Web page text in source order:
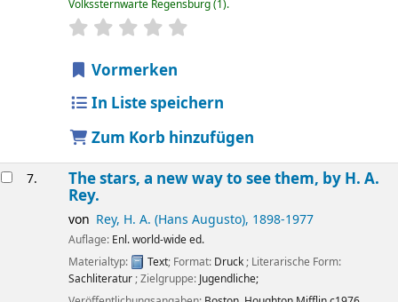
Volkssternwarte Regensburg(1).
Sternchenbewertung
Vormerken
In Liste speichern
Zum Korb hinzufügen
7. The stars, a new way to see them, by H. A.
Rey.
von Rey, H. A. (Hans Augusto), 1898-1977
Auflage: Enl. world-wide ed.
Materialtyp:
Text; Format: Druck; Literarische Form:
Sachliteratur; Zielgruppe: Jugendliche;